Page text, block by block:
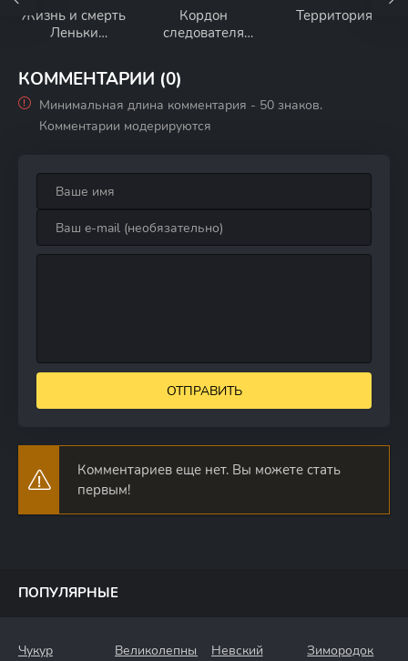
Жизнь и смерть
Леньки
Кордон
следователя
Территория
КОММЕНТАРИИ (0)
Минимальная длина комментария - 50 знаков.
Комментарии модерируются
ОТПРАВИТЬ
Комментариев еще нет. Вы можете стать
первым!
ПОПУЛЯРНЫЕ
Чукур
Великолепный
Невский Зимородок